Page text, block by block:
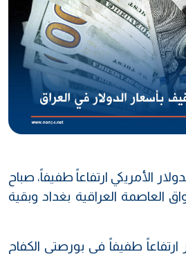
الأمريكي ارتفاعاً طفيفاً، صباح
العاصمة العراقية بغداد وبقية
طفيفاً في بورصتي الكفاح